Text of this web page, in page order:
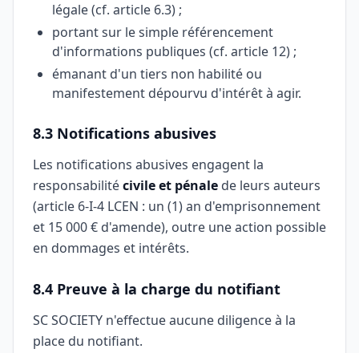
légale (cf. article 6.3) ;
portant sur le simple référencement
d'informations publiques (cf. article 12) ;
émanant d'un tiers non habilité ou
manifestement dépourvu d'intérêt à agir.
8.3 Notifications abusives
Les notifications abusives engagent la
responsabilitécivile et pénale de leurs auteurs
(article 6-I-4 LCEN : un (1) an d'emprisonnement
et 15 000 € d'amende), outre une action possible
en dommages et intérêts.
8.4 Preuve à la charge du notifiant
SC SOCIETY n'effectue aucune diligence à la
place du notifiant.